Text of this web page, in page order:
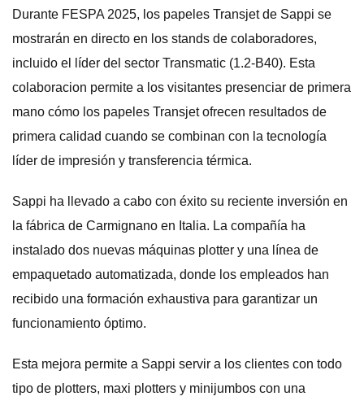
Durante FESPA 2025, los papeles Transjet de Sappi se
mostrarán en directo en los stands de colaboradores,
incluido el líder del sector Transmatic (1.2-B40). Esta
colaboracion permite a los visitantes presenciar de primera
mano cómo los papeles Transjet ofrecen resultados de
primera calidad cuando se combinan con la tecnología
líder de impresión y transferencia térmica.
Sappi ha llevado a cabo con éxito su reciente inversión en
la fábrica de Carmignano en Italia. La compañía ha
instalado dos nuevas máquinas plotter y una línea de
empaquetado automatizada, donde los empleados han
recibido una formación exhaustiva para garantizar un
funcionamiento óptimo.
Esta mejora permite a Sappi servir a los clientes con todo
tipo de plotters, maxi plotters y minijumbos con una